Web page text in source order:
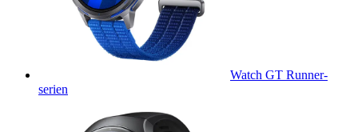
Watch GT Runner-
serien